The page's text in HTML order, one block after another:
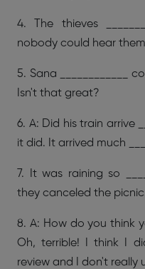
4. The thieves
nobody could hear
5. Sana ____________
Isn't that great?
6. A: Did his train arrive
it did. It arrived much
7. It was raining so
they canceled the
8. A: How do you think
Oh, terrible! I think I
review and I don't really